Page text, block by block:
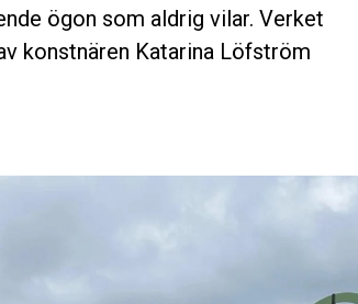
ögon som aldrig vilar. Verket
konstnären Katarina Löfström